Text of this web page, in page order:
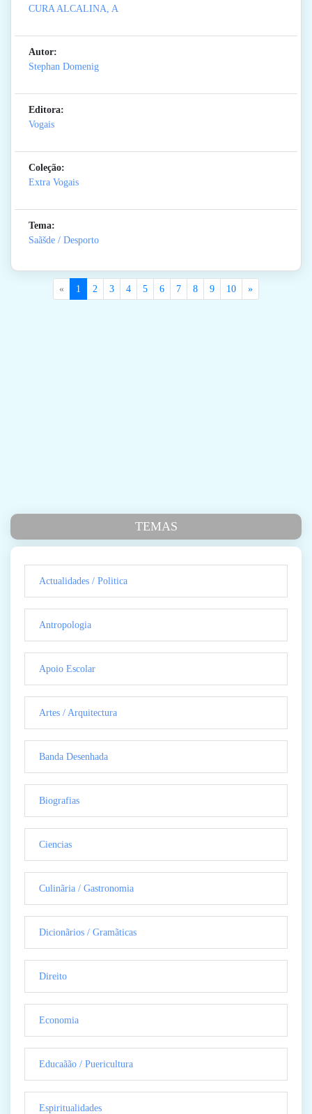
CURA ALCALINA, A
Autor:
Stephan Domenig
Editora:
Vogais
Coleção:
Extra Vogais
Tema:
Saãšde / Desporto
« 1 2 3 4 5 6 7 8 9 10 »
TEMAS
Actualidades / Politica
Antropologia
Apoio Escolar
Artes / Arquitectura
Banda Desenhada
Biografias
Ciencias
Culinãria / Gastronomia
Dicionãrios / Gramãticas
Direito
Economia
Educaãão / Puericultura
Espiritualidades